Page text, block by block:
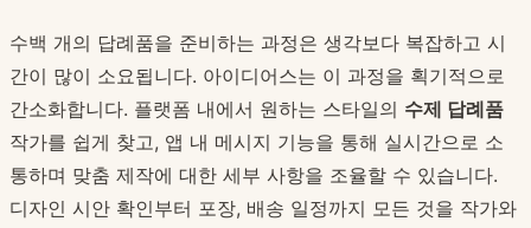
수백 개의 답례품을 준비하는 과정은 생각보다 복잡하고 시
간이 많이 소요됩니다. 아이디어스는 이 과정을 획기적으로
간소화합니다. 플랫폼 내에서 원하는 스타일의 수제 답례품
작가를 쉽게 찾고, 앱 내 메시지 기능을 통해 실시간으로 소
통하며 맞춤 제작에 대한 세부 사항을 조율할 수 있습니다.
디자인 시안 확인부터 포장, 배송 일정까지 모든 것을 작가와